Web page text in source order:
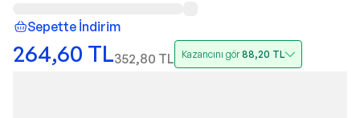
Sepette İndirim
264,60 TL352,80 TL Kazancını gör88,20 TL